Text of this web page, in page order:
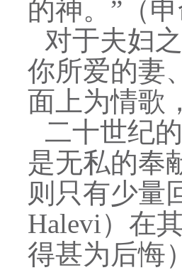
的神。”（
对于夫妇
你所爱的妻
面上为情歌
二十世纪
是无私的奉
则只有少量
Halevi）在
得甚为后悔